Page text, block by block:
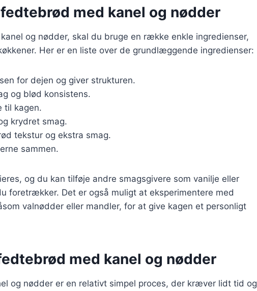
med kanel og nødder
og nødder, skal du bruge en række enkle ingredienser,
Her er en liste over de grundlæggende ingredienser:
for dejen og giver strukturen.
og blød konsistens.
til kagen.
krydret smag.
tekstur og ekstra smag.
sammen.
og du kan tilføje andre smagsgivere som vanilje eller
foretrækker. Det er også muligt at eksperimentere med
valnødder eller mandler, for at give kagen et personligt
med kanel og nødder
og nødder er en relativt simpel proces, der kræver lidt tid og